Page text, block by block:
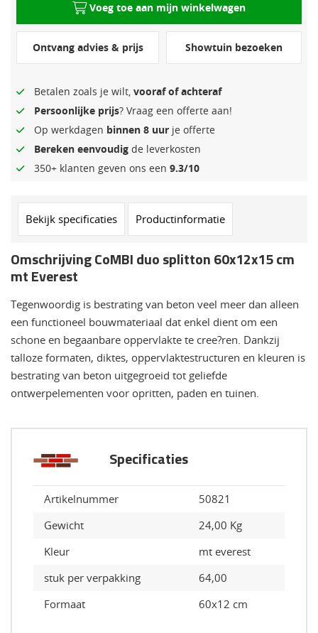
Voeg toe aan mijn winkelwagen
Ontvang advies & prijs Showtuin bezoeken
Betalen zoals je wilt, vooraf of achteraf
Persoonlijke prijs? Vraag een offerte aan!
Op werkdagen binnen 8 uur je offerte
Bereken eenvoudig de leverkosten
350+ klanten geven ons een 9.3/10
Bekijk specificaties Productinformatie
Omschrijving CoMBI duo splitton 60x12x15 cm
mt Everest
Tegenwoordig is bestrating van beton veel meer dan alleen
een functioneel bouwmateriaal dat enkel dient om een
schone en begaanbare oppervlakte te cree?ren. Dankzij
talloze formaten, diktes, oppervlaktestructuren en kleuren is
bestrating van beton uitgegroeid tot geliefde
ontwerpelementen voor opritten, paden en tuinen.
Specificaties
Artikelnummer
50821
Gewicht
24,00 Kg
Kleur
mt everest
stuk per verpakking
64,00
Formaat
60x12 cm